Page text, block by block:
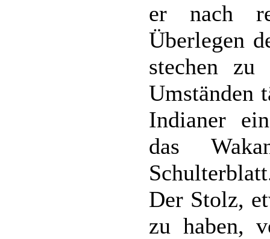
er nach
Überlegen
stechen zu
Umständen
Indianer
das
Der Stolz,
zu haben,